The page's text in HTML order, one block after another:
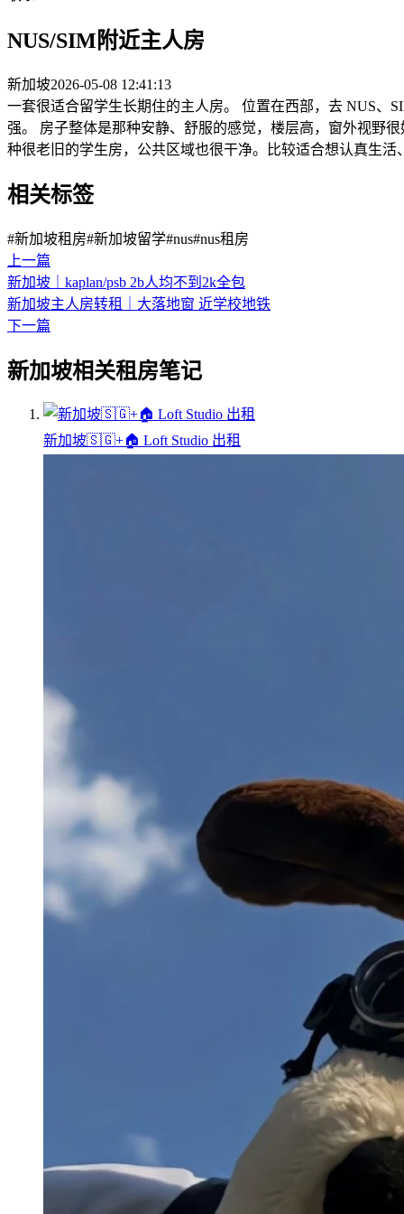
NUS/SIM附近主人房
新加坡2026-05-08 12:41:13
一套很适合留学生长期住的主人房。 位置在西部，去 NUS、
强。 房子整体是那种安静、舒服的感觉，楼层高，窗外视野
种很老旧的学生房，公共区域也很干净。比较适合想认真生
相关标签
#新加坡租房#新加坡留学#nus#nus租房
上一篇
新加坡｜kaplan/psb 2b人均不到2k全包
新加坡主人房转租｜大落地窗 近学校地铁
下一篇
新加坡相关租房笔记
新加坡🇸🇬+🏠 Loft Studio 出租